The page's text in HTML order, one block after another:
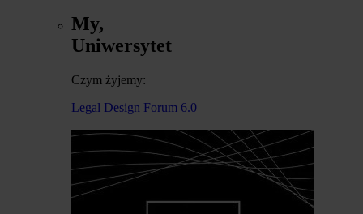
My,
Uniwersytet
Czym żyjemy:
Legal Design Forum 6.0